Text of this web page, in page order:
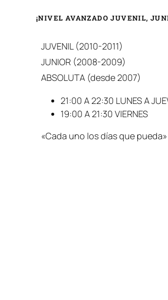
¡NIVEL AVANZADO JUVENIL,
JUVENIL (2010-2011)
JUNIOR (2008-2009)
ABSOLUTA (desde 2007)
21:00 A 22:30 LUNES A
19:00 A 21:30 VIERNES
«Cada uno los días que pueda»